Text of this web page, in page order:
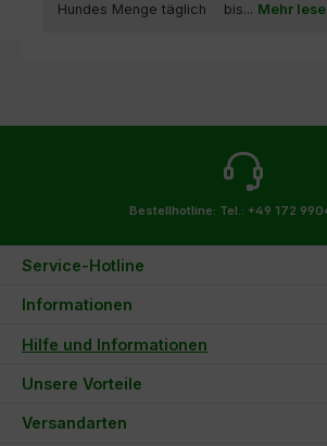
Hundes Menge täglich bis... Mehr
Bestellhotline: Tel.: +49 172
Service-Hotline
Informationen
Hilfe und Informationen
Unsere Vorteile
Versandarten